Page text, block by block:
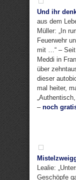
Und ihr
aus dem
Müller: „In
Feuerwehr
mit …“ – Seit
Meddi in
über
dieser
mal heiter,
– noch
Lealie:
Geschöpfe